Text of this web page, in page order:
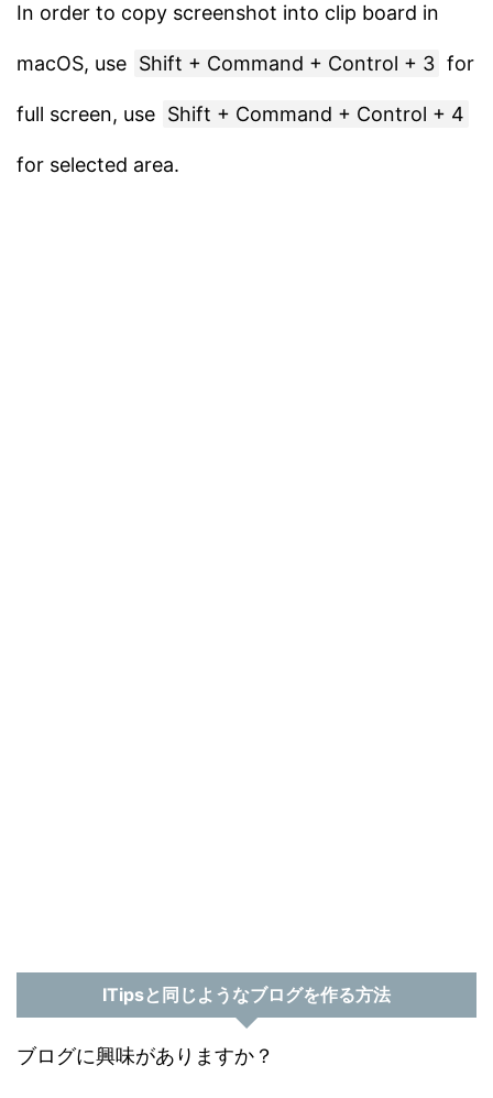
In order to copy screenshot into clip board in
macOS, use Shift + Command + Control + 3 for
full screen, use Shift + Command + Control + 4
for selected area.
ITipsと同じようなブログを作る方法
ブログに興味がありますか？